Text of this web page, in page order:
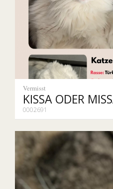
Vermisst
KISSA ODER
0002691